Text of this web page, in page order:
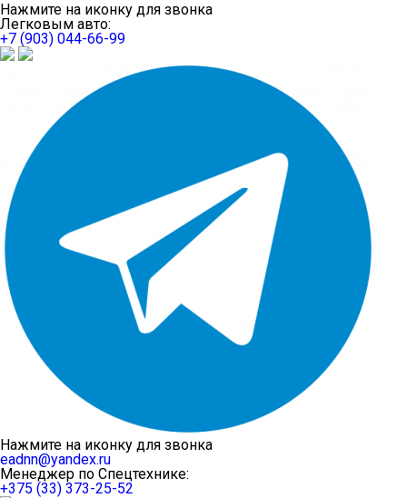
Нажмите на иконку для звонка
Легковым авто:
+7 (903) 044-66-99
Нажмите на иконку для звонка
eadnn@yandex.ru
Менеджер по Спецтехнике:
+375 (33) 373-25-52